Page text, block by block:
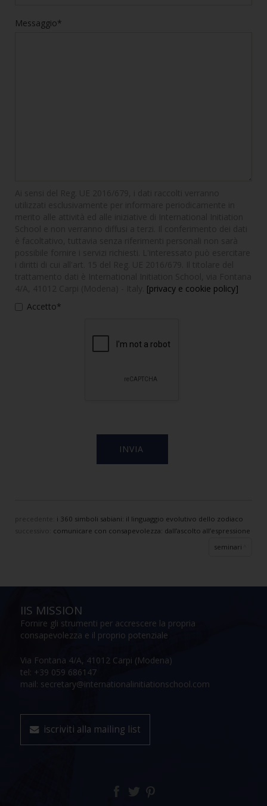
Messaggio*
[privacy e cookie policy]
Accetto*
precedente: i 360 simboli sabiani: il linguaggio evolutivo dello zodiaco
comunicare con consapevolezza: dall’ascolto all’espressione
seminari
IIS MISSION
Fornire gli strumenti per accrescere la propria
consapevolezza e il proprio potenziale
Via Fontana 4/A, 41012 Carpi (Modena)
tel: +39 059 686147
mail: secretary@internationalinitiationschool.com
iscriviti alla mailing list